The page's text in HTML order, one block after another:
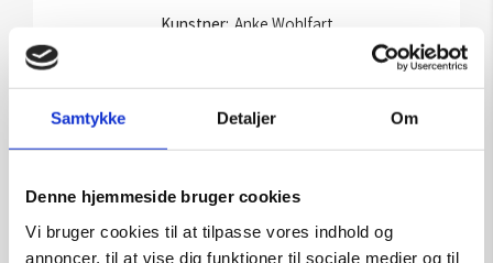
Samtykke Detaljer Om
Denne hjemmeside bruger cookies
Vi bruger cookies til at tilpasse vores indhold og
annoncer, til at vise dig funktioner til sociale medier og til
Kunstner: Anke Wohlfart
kr.39.000,00